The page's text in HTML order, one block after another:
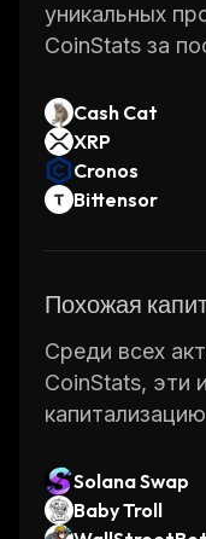
уникальных
CoinStats за
Cash Cat
XRP
Cronos
Bittensor
Похожая
Среди всех
CoinStats, эти
Solana Swap
Baby Troll